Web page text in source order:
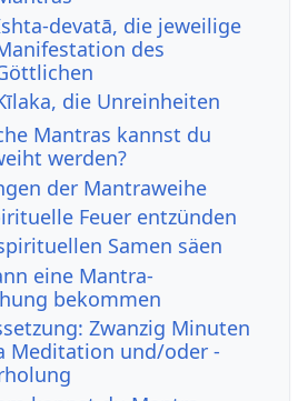
devatā, die jeweilige
des
die Unreinheiten
Mantras kannst du
werden?
der Mantraweihe
Feuer entzünden
Samen säen
eine Mantra-
bekommen
Zwanzig Minuten
Meditation und/oder -